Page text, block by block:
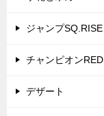
ジャンプSQ.RISE
チャンピオンRED
デザート